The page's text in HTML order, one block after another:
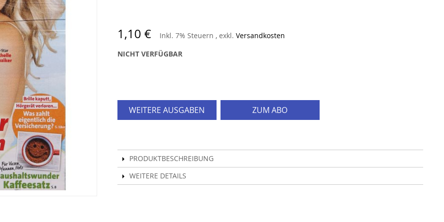
1,10 € Inkl. 7% Steuern , exkl. Versandkosten
NICHT VERFÜGBAR
WEITERE AUSGABEN ZUM ABO
PRODUKTBESCHREIBUNG
WEITERE DETAILS